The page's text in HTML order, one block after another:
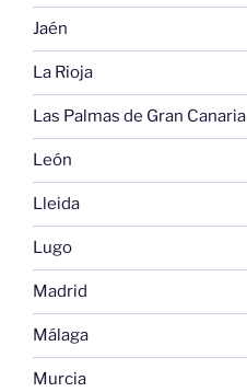
Jaén
La Rioja
Las Palmas de Gran Canaria
León
Lleida
Lugo
Madrid
Málaga
Murcia